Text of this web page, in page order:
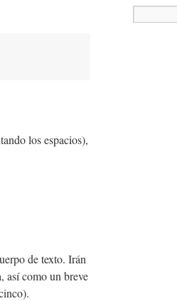
los espacios),
de texto. Irán
así como un breve